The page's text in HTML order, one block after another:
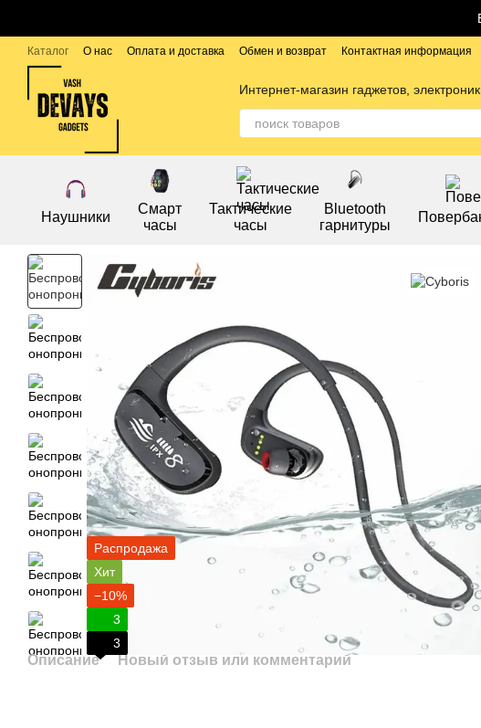
Каталог О нас Оплата и доставка Обмен и возврат Контактная информация
Публичный договор
Интернет-магазин гаджетов,
Наушники
Смарт
часы
Тактические
часы
Bluetooth
гарнитуры
Распродажа
Хит
−10%
3
3
Описание Новый отзыв или комментарий